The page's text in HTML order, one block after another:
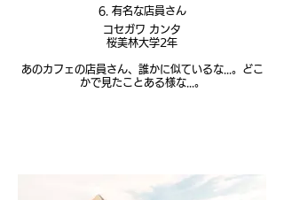
6. 有名な店員さん
コセガワ カンタ
桜美林大学2年
あのカフェの店員さん、誰かに似ているな...。どこ
かで見たことある様な...。